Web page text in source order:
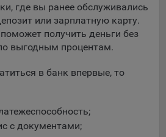
где вы ранее обслуживались
или зарплатную карту.
получить деньги без
выгодным процентам.
в банк впервые, то
с документами;